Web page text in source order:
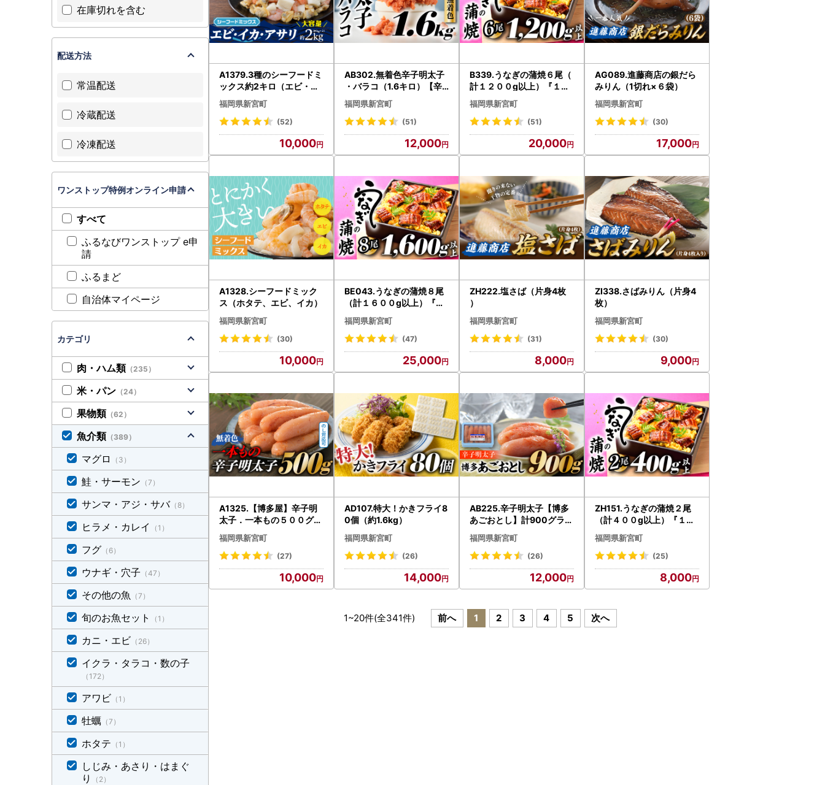
A1379.3種のシーフードミ
ックス約2キロ（エビ・イ
カ・アサリ）
福岡県新宮町
(52)
10,000
AB302.無着色辛子明太子
・バラコ（1.6キロ）【辛
子明太子】
福岡県新宮町
(51)
12,000
B339.うなぎの蒲焼６尾（
計１２００g以上）『１～
２ヶ月前後でお届け！！』
福岡県新宮町
(51)
20,000
AG089.進藤商店の銀だら
みりん（1切れ×６袋）
福岡県新宮町
(30)
17,000
A1328.シーフードミック
ス（ホタテ、エビ、イカ）
福岡県新宮町
(30)
10,000
BE043.うなぎの蒲焼８尾
（計１６００g以上）『１
～２ヶ月前後でお届け！！
』
福岡県新宮町
(47)
25,000
ZH222.塩さば（片身4枚
）
福岡県新宮町
(31)
8,000
ZI338.さばみりん（片身4
枚）
福岡県新宮町
(30)
9,000
A1325.【博多屋】辛子明
太子．一本もの５００グラ
ム（無着色）
福岡県新宮町
(27)
10,000
AD107.特大！かきフライ8
0個（約1.6kg）
福岡県新宮町
(26)
14,000
AB225.辛子明太子【博多
あごおとし】計900グラム
【辛子明太子】
福岡県新宮町
(26)
12,000
ZH151.うなぎの蒲焼２尾
（計４００g以上）『１～
２ヶ月前後でお届け！！』
福岡県新宮町
(25)
8,000
1~20件(全341件) 前へ 1 2 3 4 5 次へ
在庫切れを含む
配送方法
常温配送
冷蔵配送
冷凍配送
ワンストップ特例オンライン申請
すべて
ふるなびワンストップ e申
請
ふるまど
自治体マイページ
カテゴリ
肉・ハム類 （235）
米・パン （24）
果物類 （62）
魚介類 （389）
マグロ （3）
鮭・サーモン （7）
サンマ・アジ・サバ（8）
ヒラメ・カレイ （1）
フグ （6）
ウナギ・穴子 （47）
その他の魚 （7）
旬のお魚セット （1）
カニ・エビ （26）
イクラ・タラコ・数の子
（172）
アワビ （1）
牡蠣 （7）
ホタテ （1）
しじみ・あさり・はまぐ
り
（2）